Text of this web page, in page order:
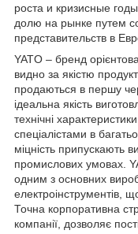
роста и кризисные
долю на рынке путем
представительств в
YATO – бренд
видно за якістю
продаються в першу
ідеальна якість
технічні
спеціалістами в
міцність припускають
промислових умовах.
одним з основних
електроінструментів,
Точна корпоративна
компанії, дозволяє